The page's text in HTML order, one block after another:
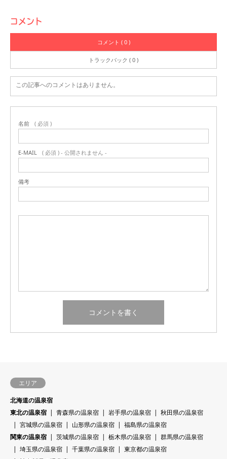
コメント
コメント ( 0 )
トラックバック ( 0 )
この記事へのコメントはありません。
名前 ( 必須 )
E-MAIL ( 必須 ) - 公開されません -
備考
エリア
北海道の温泉宿
東北の温泉宿
青森県の温泉宿 岩手県の温泉宿
秋田県の温泉宿
宮城県の温泉宿
山形県の温泉宿
福島県の温泉宿
関東の温泉宿
茨城県の温泉宿 栃木県の温泉宿
群馬県の温泉宿
埼玉県の温泉宿
千葉県の温泉宿
東京都の温泉宿